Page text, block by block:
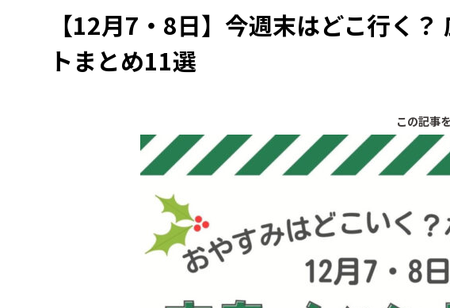
【12月7・8日】今週末はどこ行く
トまとめ11選
この記事